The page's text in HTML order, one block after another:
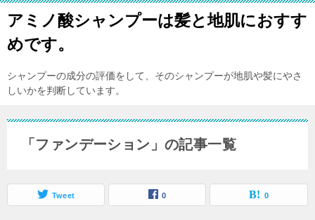
アミノ酸シャンプーは髪と地肌におすす
めです。
シャンプーの成分の評価をして、そのシャンプーが地肌や髪にやさ
しいかを判断しています。
「ファンデーション」の記事一覧
Tweet 0 0